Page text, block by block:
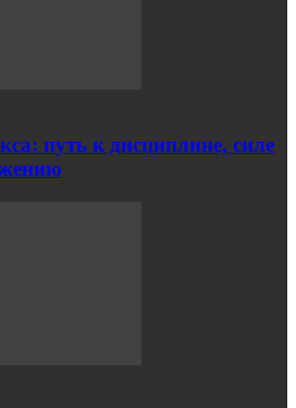
путь к дисциплине, силе